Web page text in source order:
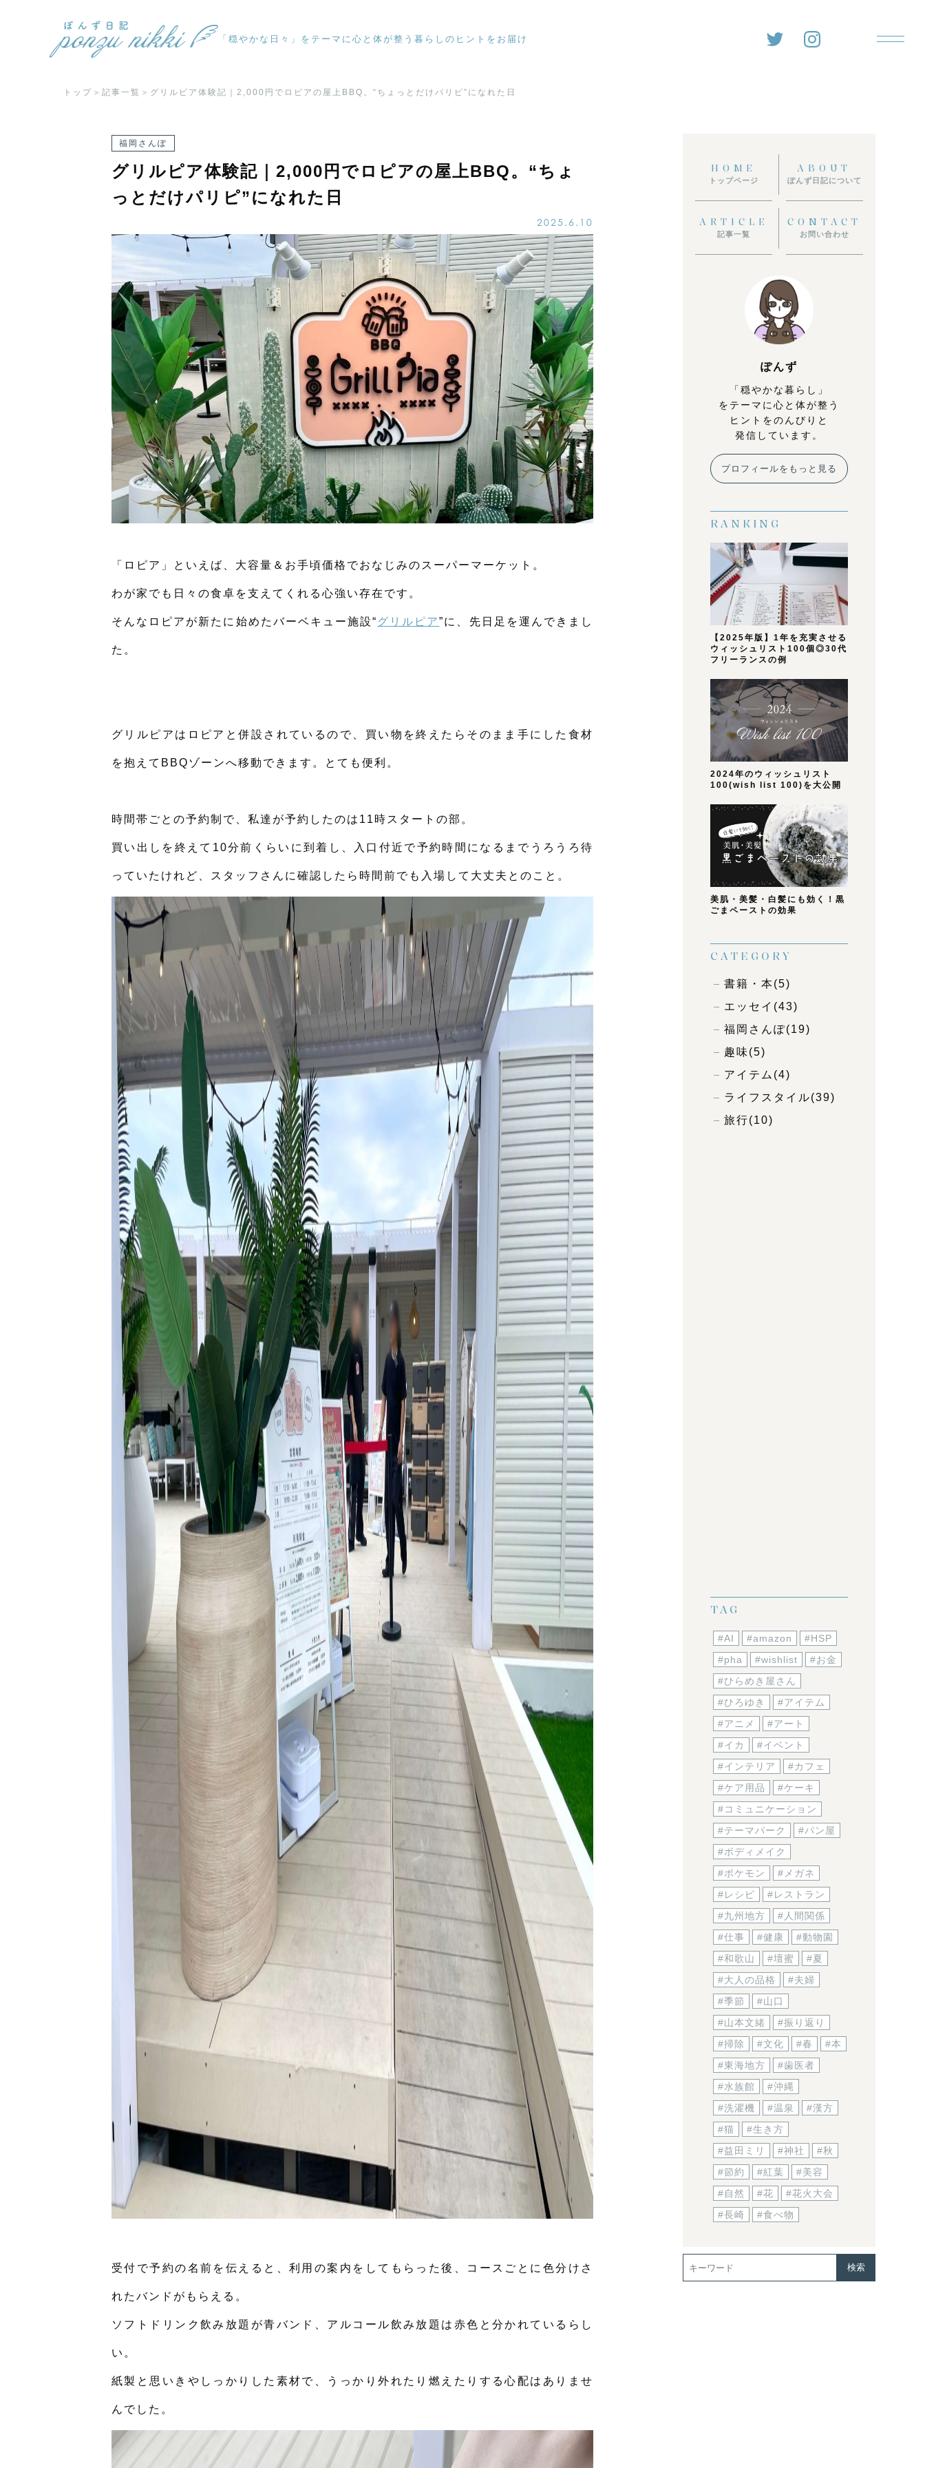
「穏やかな日々」をテーマに心と体が整う暮らしのヒントをお届け
トップ 記事一覧 グリルピア体験記｜2,000円でロピアの屋上BBQ。“ちょっとだけパリピ”になれた日
福岡さんぽ
グリルピア体験記｜2,000円でロピアの屋上BBQ。“ちょ
っとだけパリピ”になれた日
2025.6.10
「ロピア」といえば、大容量＆お手頃価格でおなじみのスーパーマーケット。
わが家でも日々の食卓を支えてくれる心強い存在です。
そんなロピアが新たに始めたバーベキュー施設“ グリルピア”に、先日足を運んできまし
た。
グリルピアはロピアと併設されているので、買い物を終えたらそのまま手にした食材
を抱えてBBQゾーンへ移動できます。とても便利。
時間帯ごとの予約制で、私達が予約したのは11時スタートの部。
買い出しを終えて10分前くらいに到着し、入口付近で予約時間になるまでうろうろ待
っていたけれど、スタッフさんに確認したら時間前でも入場して大丈夫とのこと。
受付で予約の名前を伝えると、利用の案内をしてもらった後、コースごとに色分けさ
れたバンドがもらえる。
ソフトドリンク飲み放題が青バンド、アルコール飲み放題は赤色と分かれているらし
い。
紙製と思いきやしっかりした素材で、うっかり外れたり燃えたりする心配はありませ
んでした。
HOME
トップページ
ABOUT
ぽんず日記について
ARTICLE
記事一覧
CONTACT
お問い合わせ
ぽんず
「穏やかな暮らし」
をテーマに心と体が整う
ヒントをのんびりと
発信しています。
プロフィールをもっと見る
RANKING
【2025年版】1年を充実させる
ウィッシュリスト100個◎30代
フリーランスの例
2024年のウィッシュリスト
100(wish list 100)を大公開
美肌・美髪・白髪にも効く！黒
ごまペーストの効果
CATEGORY
書籍・本(5)
エッセイ (43)
福岡さんぽ(19)
趣味 (5)
アイテム (4)
ライフスタイル(39)
旅行(10)
TAG
#AI #amazon
#HSP
#pha
#wishlist
#お金
#ひらめき屋さん
#ひろゆき
#アイテム
#アニメ
#アート
#イカ
#イベント
#インテリア
#カフェ
#ケア用品
#ケーキ
#コミュニケーション
#テーマパーク
#パン屋
#ボディメイク
#ポケモン
#メガネ
#レシピ
#レストラン
#九州地方
#人間関係
#仕事
#健康
#動物園
#和歌山
#壇蜜
#夏
#大人の品格
#夫婦
#季節
#山口
#山本文緒
#振り返り
#掃除
#文化 #春
#本
#東海地方
#歯医者
#水族館
#沖縄
#洗濯機
#温泉
#漢方
#猫
#生き方
#益田ミリ
#神社
#秋
#節約
#紅葉
#美容
#自然
#花
#花火大会
#長崎
#食べ物